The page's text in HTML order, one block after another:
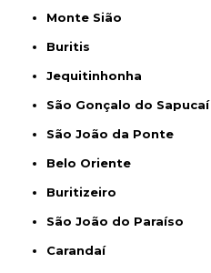
Monte Sião
Buritis
Jequitinhonha
São Gonçalo do Sapucaí
São João da Ponte
Belo Oriente
Buritizeiro
São João do Paraíso
Carandaí